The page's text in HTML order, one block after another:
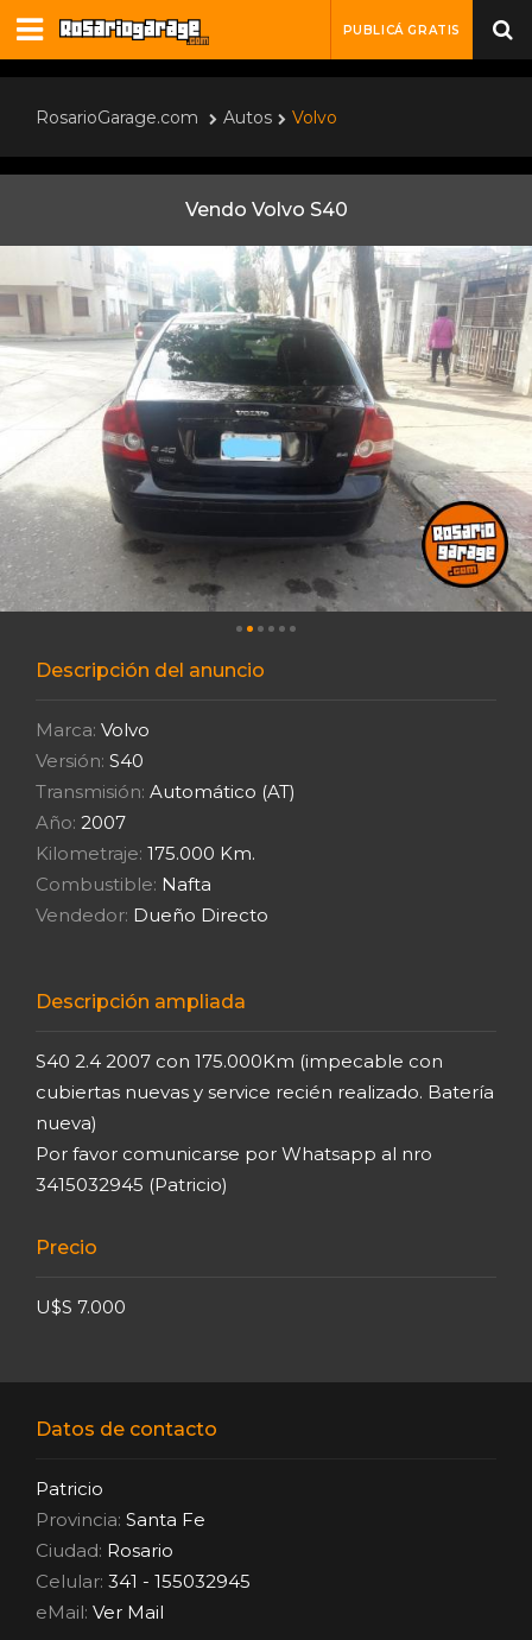
PUBLICÁ GRATIS
RosarioGarage.com Autos Volvo
Vendo Volvo S40
Descripción del anuncio
Marca: Volvo
Versión: S40
Transmisión: Automático (AT)
Año: 2007
Kilometraje: 175.000 Km.
Combustible: Nafta
Vendedor: Dueño Directo
Descripción ampliada
S40 2.4 2007 con 175.000Km (impecable con
cubiertas nuevas y service recién realizado. Batería
nueva)
Por favor comunicarse por Whatsapp al nro
3415032945 (Patricio)
Precio
U$S 7.000
Datos de contacto
Patricio
Provincia: Santa Fe
Ciudad: Rosario
Celular: 341 - 155032945
eMail: Ver Mail